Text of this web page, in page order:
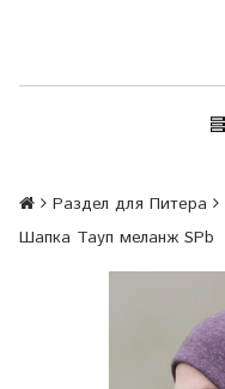
Раздел для Питера
Шапка Тауп меланж SPb